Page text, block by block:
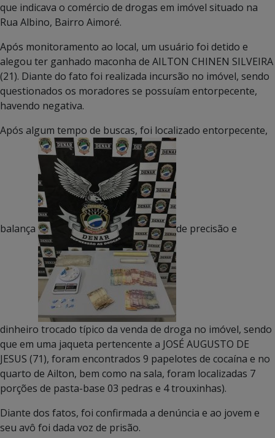
que indicava o comércio de drogas em imóvel situado na
Rua Albino, Bairro Aimoré.
Após monitoramento ao local, um usuário foi detido e
alegou ter ganhado maconha de AILTON CHINEN SILVEIRA
(21). Diante do fato foi realizada incursão no imóvel, sendo
questionados os moradores se possuíam entorpecente,
havendo negativa.
Após algum tempo de buscas, foi localizado entorpecente,
balança de precisão e
dinheiro trocado típico da venda de droga no imóvel, sendo
que em uma jaqueta pertencente a JOSÉ AUGUSTO DE
JESUS (71), foram encontrados 9 papelotes de cocaína e no
quarto de Ailton, bem como na sala, foram localizadas 7
porções de pasta-base 03 pedras e 4 trouxinhas).
Diante dos fatos, foi confirmada a denúncia e ao jovem e
seu avô foi dada voz de prisão.